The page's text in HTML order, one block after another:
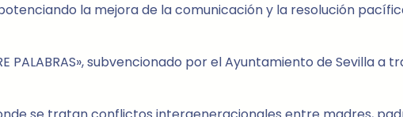
la mejora de la comunicación y la resolución
subvencionado por el Ayuntamiento de Sevilla a